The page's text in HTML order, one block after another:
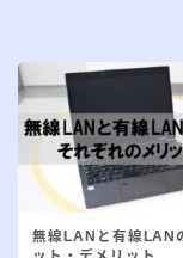
無線LANと有線LAN